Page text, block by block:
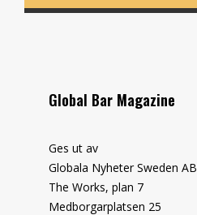
Global Bar Magazine
Ges ut av
Globala Nyheter Sweden AB
The Works, plan 7
Medborgarplatsen 25